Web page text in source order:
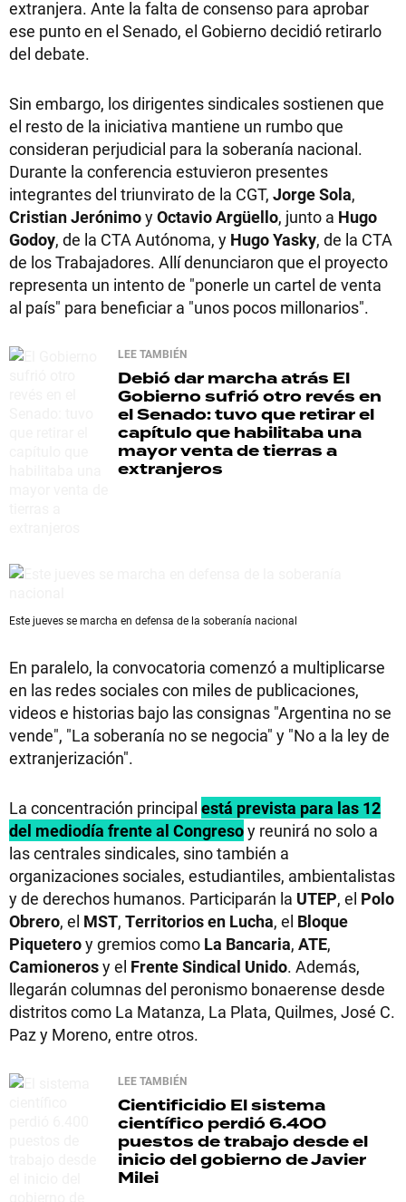
extranjera. Ante la falta de consenso para aprobar
ese punto en el Senado, el Gobierno decidió retirarlo
del debate.
Sin embargo, los dirigentes sindicales sostienen que
el resto de la iniciativa mantiene un rumbo que
consideran perjudicial para la soberanía nacional.
Durante la conferencia estuvieron presentes
integrantes del triunvirato de la CGT, Jorge Sola,
Cristian JerónimoyOctavio Argüello, junto a Hugo
Godoy, de la CTA Autónoma, y Hugo Yasky, de la CTA
de los Trabajadores. Allí denunciaron que el proyecto
representa un intento de "ponerle un cartel de venta
al país" para beneficiar a "unos pocos millonarios".
LEE TAMBIÉN
Debió dar marcha atrás El
Gobierno sufrió otro revés en
el Senado: tuvo que retirar el
capítulo que habilitaba una
mayor venta de tierras a
extranjeros
Este jueves se marcha en defensa de la soberanía nacional
En paralelo, la convocatoria comenzó a multiplicarse
en las redes sociales con miles de publicaciones,
videos e historias bajo las consignas "Argentina no se
vende", "La soberanía no se negocia" y "No a la ley de
extranjerización".
La concentración principal está prevista para las 12
del mediodía frente al Congresoy reunirá no solo a
las centrales sindicales, sino también a
organizaciones sociales, estudiantiles, ambientalistas
y de derechos humanos. Participarán la UTEP, el Polo
Obrero, el MST, Territorios en Lucha, el Bloque
Piqueteroy gremios como La Bancaria, ATE,
Camionerosy el Frente Sindical Unido. Además,
llegarán columnas del peronismo bonaerense desde
distritos como La Matanza, La Plata, Quilmes, José C.
Paz y Moreno, entre otros.
LEE TAMBIÉN
Cientificidio El sistema
científico perdió 6.400
puestos de trabajo desde el
inicio del gobierno de Javier
Milei